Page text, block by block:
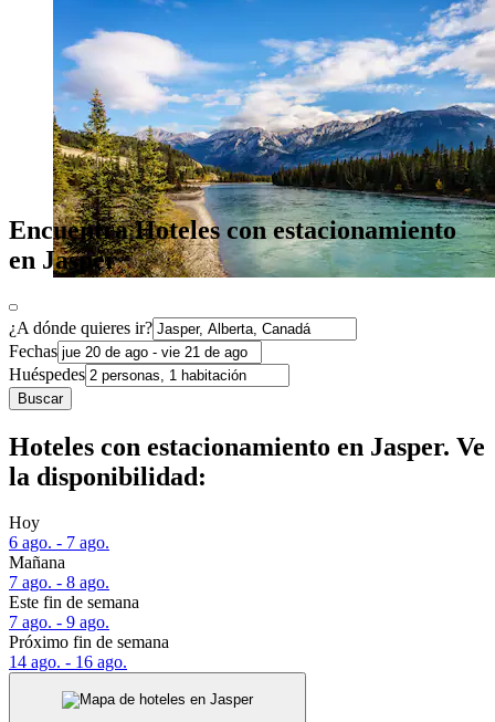
Encuentra Hoteles con estacionamiento
en Jasper
¿A dónde quieres ir?
Fechas
Huéspedes
Buscar
Hoteles con estacionamiento en Jasper. Ve
la disponibilidad:
Hoy
6 ago. - 7 ago.
Mañana
7 ago. - 8 ago.
Este fin de semana
7 ago. - 9 ago.
Próximo fin de semana
14 ago. - 16 ago.